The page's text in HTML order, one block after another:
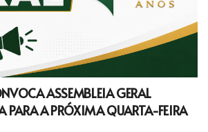
ASSEMBLEIA GERAL
PARA A PRÓXIMA QUARTA-FEIRA